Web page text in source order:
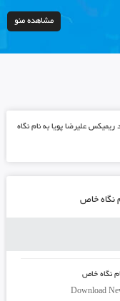
مشاهده منو
ریمیکس علیرضا پویا به نام نگاه
نگاه خاص
نگاه خاص
Download